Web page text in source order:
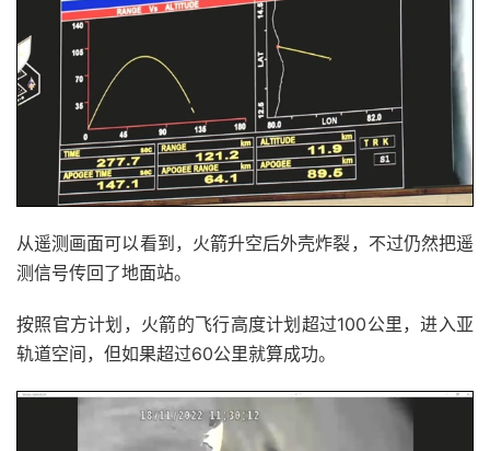
从遥测画面可以看到，火箭升空后外壳炸裂，不过仍然把遥
测信号传回了地面站。
按照官方计划，火箭的飞行高度计划超过100公里，进入亚
轨道空间，但如果超过60公里就算成功。